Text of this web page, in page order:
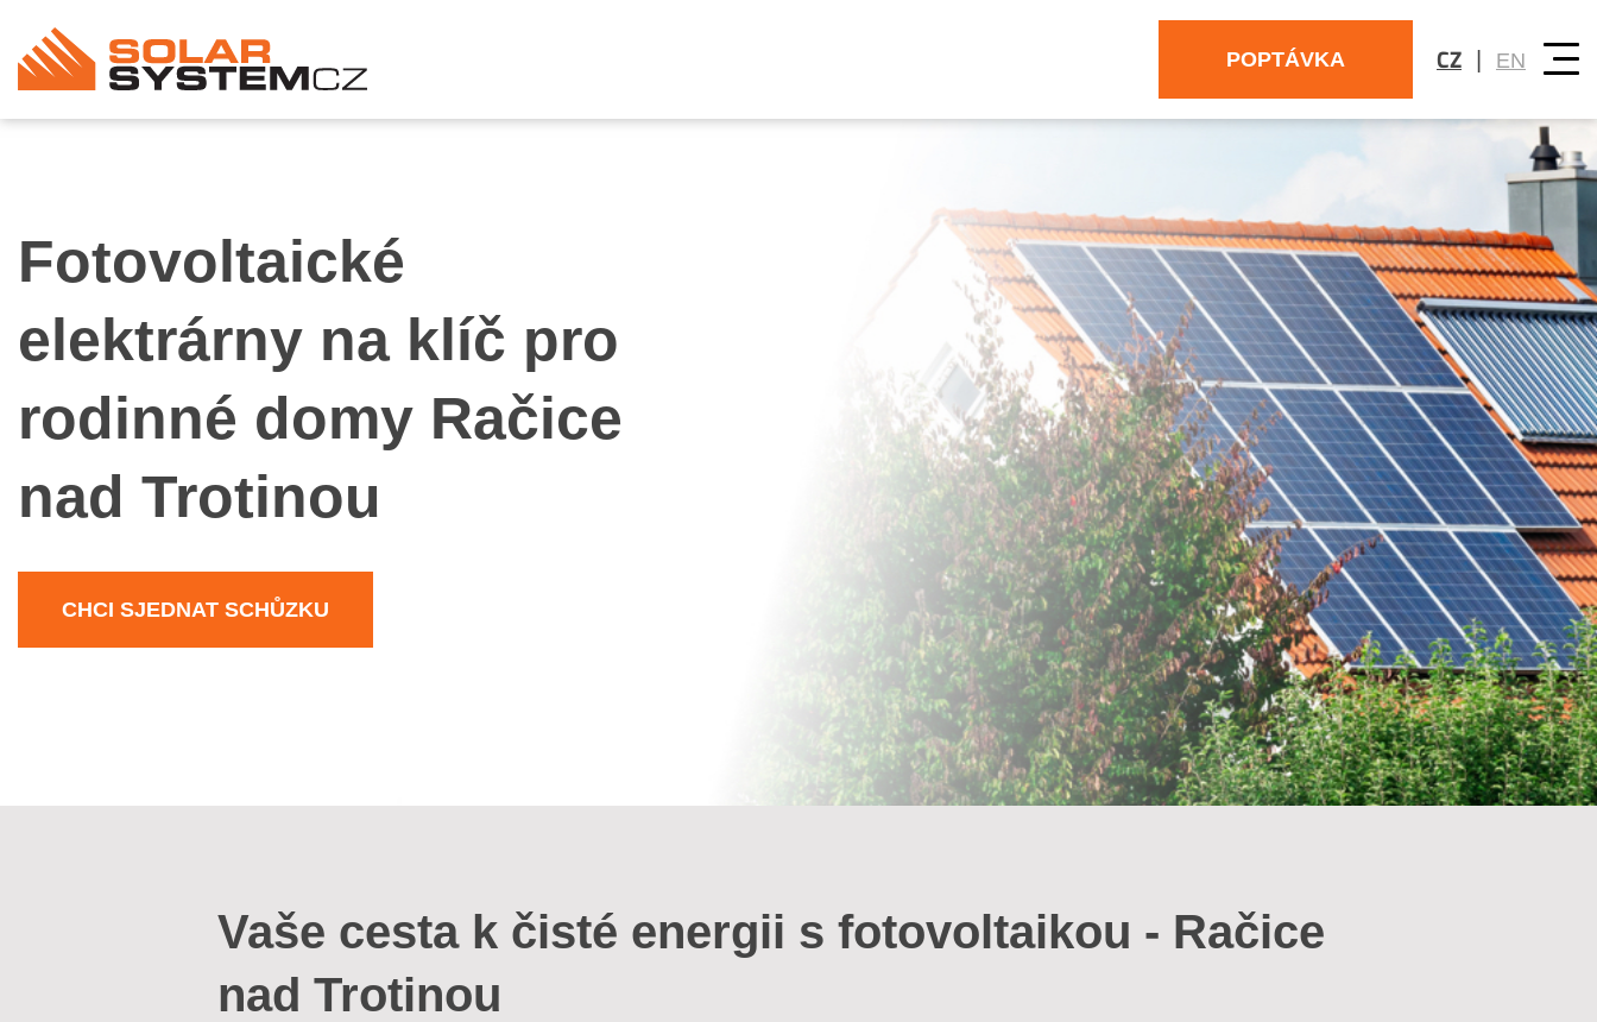
POPTÁVKA CZ EN
Fotovoltaické
elektrárny na klíč pro
rodinné domy Račice
nad Trotinou
CHCI SJEDNAT SCHŮZKU
Vaše cesta k čisté energii s fotovoltaikou - Račice
nad Trotinou